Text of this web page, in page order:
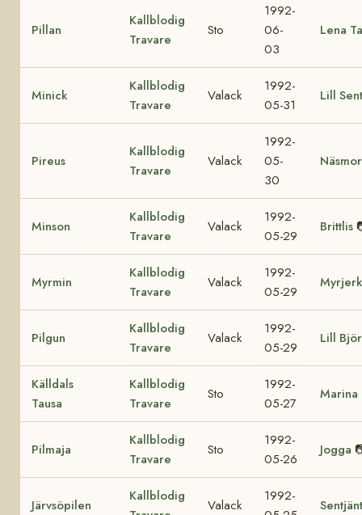
Pillan
Kallblodig
Travare
Sto
1992-
06-
03
Lena
Minick
Kallblodig
Travare
Valack
1992-
05-31
Lill
Pireus
Kallblodig
Travare
Valack
1992-
05-
30
Näsmor
Minson
Kallblodig
Travare
Valack
1992-
05-29
Brittlis
Myrmin
Kallblodig
Travare
Valack
1992-
05-29
Pilgun
Kallblodig
Travare
Valack
1992-
05-29
Lill
Källdals
Tausa
Kallblodig
Travare
Sto
1992-
05-27
Marina
Pilmaja
Kallblodig
Travare
Sto
1992-
05-26
Jogga
Järvsöpilen
Kallblodig
Valack
1992-